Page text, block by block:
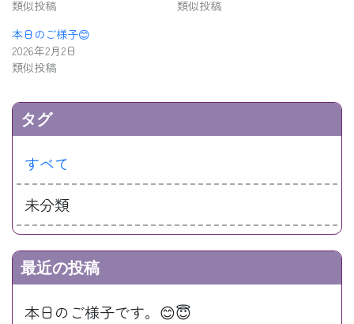
類似投稿
類似投稿
本日のご様子😊
2026年2月2日
類似投稿
タグ
すべて
未分類
最近の投稿
本日のご様子です。😊😇